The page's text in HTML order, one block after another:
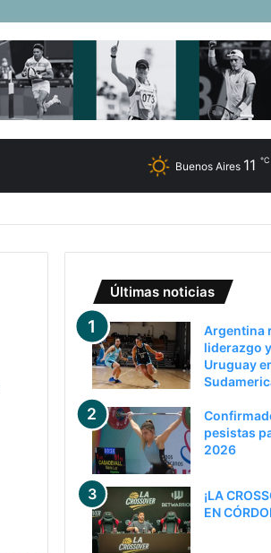
Buenos Aires 11 ℃
Últimas noticias
Argentina
liderazgo
Uruguay
pesistas
2026
¡LA
EN